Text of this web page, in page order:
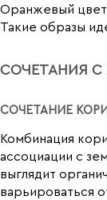
Оранжевый цвет
Такие образы
СОЧЕТАНИЯ
СОЧЕТАНИЕ
Комбинация
ассоциации с
выглядит
варьироваться